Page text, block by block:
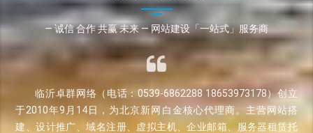
— 诚信 合作 共赢 未来 — 网站建设「一站式」服务商
临沂卓群网络（电话：0539-6862288 18653973178）创立
于2010年9月14日，为北京新网白金核心代理商。主营网站搭
建、设计推广、域名注册、虚拟主机、企业邮箱、服务器租赁托